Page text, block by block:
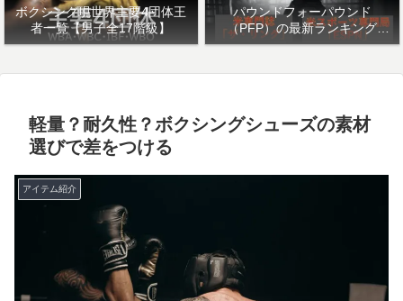
ボクシング現世界主要4団体王
者一覧【男子全17階級】
パウンドフォーパウンド
（PFP）の最新ランキング
「ザ・リング」・「ESPN」を
軽量？耐久性？ボクシングシューズの素材
選びで差をつける
アイテム紹介